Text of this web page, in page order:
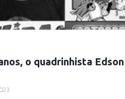
o quadrinhista Edson